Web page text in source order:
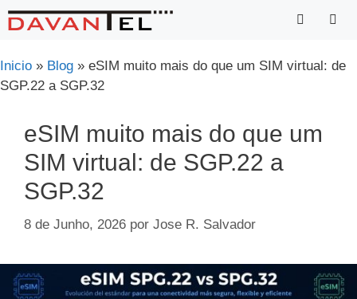
Saltar
para
conteúdo
Menu
Inicio » Blog » eSIM muito mais do que um SIM virtual: de
SGP.22 a SGP.32
eSIM muito mais do que um
SIM virtual: de SGP.22 a
SGP.32
8 de Junho, 2026 por Jose R. Salvador